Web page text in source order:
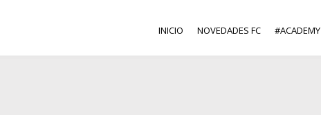
INICIO NOVEDADES FC #ACADEMY